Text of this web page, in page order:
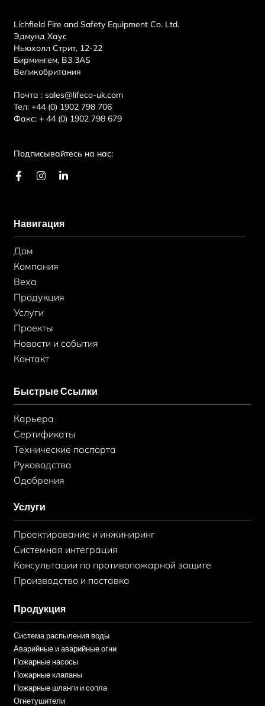
Lichfield Fire and Safety Equipment Co. Ltd.
Эдмунд Хаус
Ньюхолл Стрит, 12-22
Бирмингем, B3 3AS
Великобритания
Почта :sales@lifeco-uk.com
Тел: +44 (0) 1902 798 706
Факс:+ 44 (0) 1902 798 679
Подписывайтесь на нас:
F
a
o
o
k
-
ф
И
н
г
р
L
d
i
Навигация
Дом
Компания
Веха
Продукция
Услуги
Проекты
Новости и события
Контакт
Быстрые Ссылки
Карьера
Сертификаты
Технические паспорта
Руководства
Одобрения
Услуги
Проектирование и инжиниринг
Системная интеграция
Консультации по противопожарной защите
Производство и поставка
Продукция
Система распыления воды
Аварийные и аварийные огни
Пожарные насосы
Пожарные клапаны
Пожарные шланги и сопла
Огнетушители